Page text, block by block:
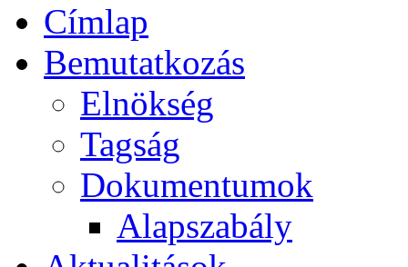
Címlap
Bemutatkozás
Elnökség
Tagság
Dokumentumok
Alapszabály